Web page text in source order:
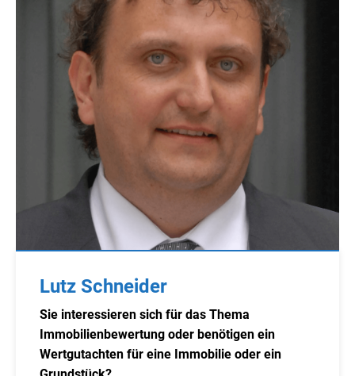
Lutz Schneider
Sie interessieren sich für das Thema
Immobilienbewertung oder benötigen ein
Wertgutachten für eine Immobilie oder ein